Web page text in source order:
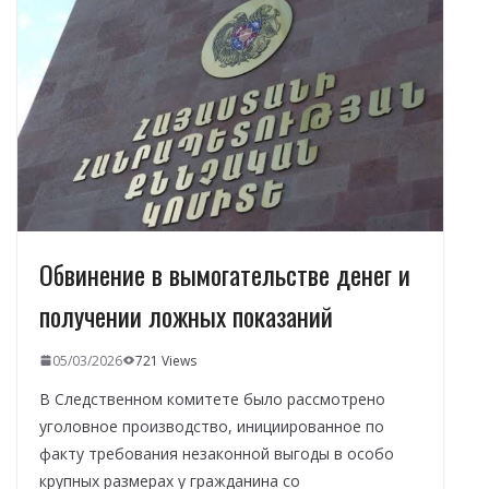
o
k
a
m
A
p
dI
n
т
Обвинение в вымогательстве денег и
получении ложных показаний
05/03/2026 721 Views
В Следственном комитете было рассмотрено
уголовное производство, инициированное по
факту требования незаконной выгоды в особо
крупных размерах у гражданина со